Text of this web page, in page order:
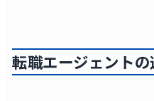
転職エージェント